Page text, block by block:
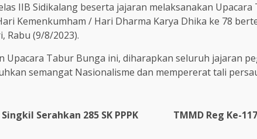
IIB Sidikalang beserta jajaran melaksanakan
Kemenkumham / Hari Dharma Karya Dhika ke 78
Rabu (9/8/2023).
Upacara Tabur Bunga ini, diharapkan seluruh jajaran
semangat Nasionalisme dan mempererat tali
Serahkan 285 SK PPPK
TMMD Reg Ke-